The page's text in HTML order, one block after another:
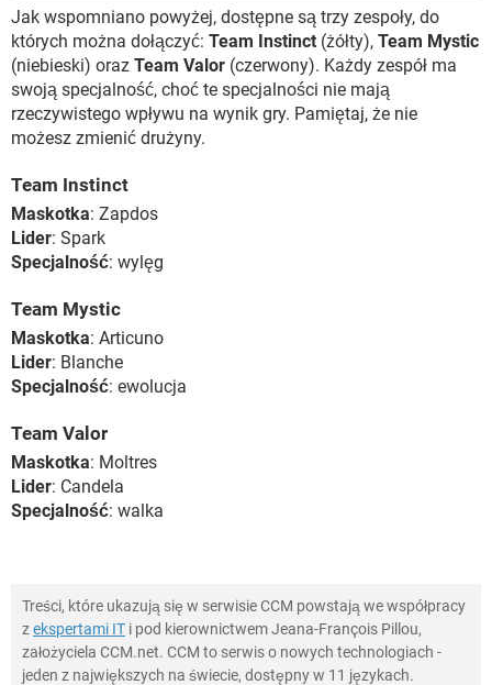
Jak wspomniano powyżej, dostępne są trzy zespoły, do
których można dołączyć: Team Instinct (żółty), Team Mystic
(niebieski) oraz Team Valor (czerwony). Każdy zespół ma
swoją specjalność, choć te specjalności nie mają
rzeczywistego wpływu na wynik gry. Pamiętaj, że nie
możesz zmienić drużyny.
Team Instinct
Maskotka: Zapdos
Lider: Spark
Specjalność: wylęg
Team Mystic
Maskotka: Articuno
Lider: Blanche
Specjalność: ewolucja
Team Valor
Maskotka: Moltres
Lider: Candela
Specjalność: walka
Treści, które ukazują się w serwisie CCM powstają we współpracy
zekspertami IT i pod kierownictwem Jeana-François Pillou,
założyciela CCM.net. CCM to serwis o nowych technologiach -
jeden z największych na świecie, dostępny w 11 językach.